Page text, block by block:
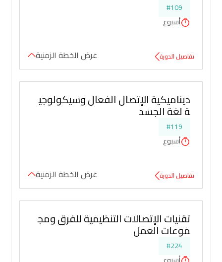
#109
أسبوع
تفاصيل الدورة عرض الخطة الزمنية
ديناميكية الإتصال الفعال وسيكولوجي
ة لغة الجسد
#119
أسبوع
تفاصيل الدورة عرض الخطة الزمنية
تقنيات الإتصالات التنظيمية للفرق ومج
موعات العمل
#224